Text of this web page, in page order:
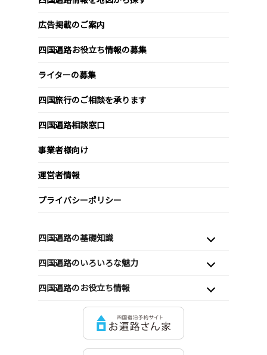
広告掲載のご案内
四国遍路お役立ち情報の募集
ライターの募集
四国旅行のご相談を承ります
四国遍路相談窓口
事業者様向け
運営者情報
プライバシーポリシー
四国遍路の基礎知識
四国遍路のいろいろな魅力
四国遍路のお役立ち情報